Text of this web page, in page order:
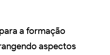
a formação
aspectos